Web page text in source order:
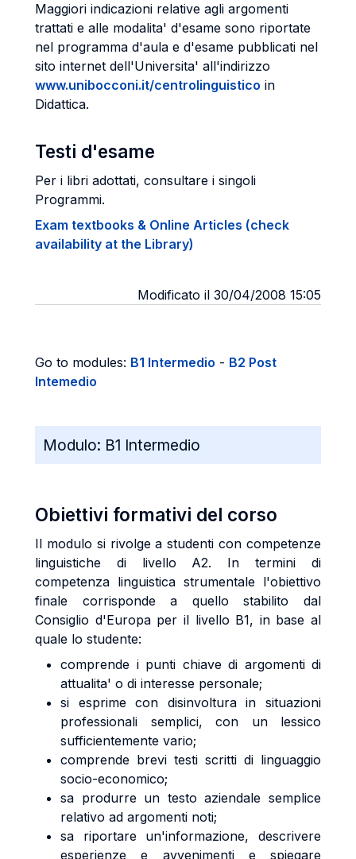
Maggiori indicazioni relative agli argomenti
trattati e alle modalita' d'esame sono riportate
nel programma d'aula e d'esame pubblicati nel
sito internet dell'Universita' all'indirizzo
www.unibocconi.it/centrolinguistico in
Didattica.
Testi d'esame
Per i libri adottati, consultare i singoli
Programmi.
Exam textbooks & Online Articles (check
availability at the Library)
Modificato il 30/04/2008 15:05
Go to modules: B1 Intermedio - B2 Post
Intemedio
Modulo: B1 Intermedio
Obiettivi formativi del corso
Il modulo si rivolge a studenti con competenze
linguistiche di livello A2. In termini di
competenza linguistica strumentale l'obiettivo
finale corrisponde a quello stabilito dal
Consiglio d'Europa per il livello B1, in base al
quale lo studente:
comprende i punti chiave di argomenti di
attualita' o di interesse personale;
si esprime con disinvoltura in situazioni
professionali semplici, con un lessico
sufficientemente vario;
comprende brevi testi scritti di linguaggio
socio-economico;
sa produrre un testo aziendale semplice
relativo ad argomenti noti;
sa riportare un'informazione, descrivere
esperienze e avvenimenti e spiegare